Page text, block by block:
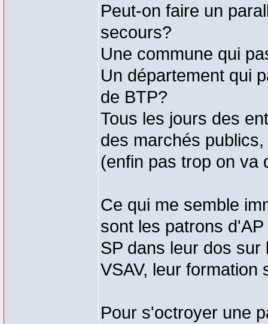
Peut-on faire un
secours?
Une commune qui
Un département qui
de BTP?
Tous les jours des
des marchés
(enfin pas trop on va
Ce qui me semble
sont les patrons
SP dans leur dos
VSAV, leur
Pour s'octroyer une